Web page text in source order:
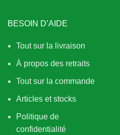
BESOIN D’AIDE
Tout sur la livraison
À propos des retraits
Tout sur la commande
Articles et stocks
Politique de
confidentialité